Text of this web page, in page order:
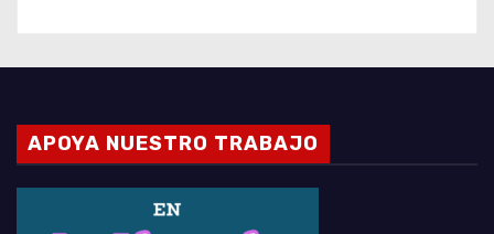
APOYA NUESTRO TRABAJO